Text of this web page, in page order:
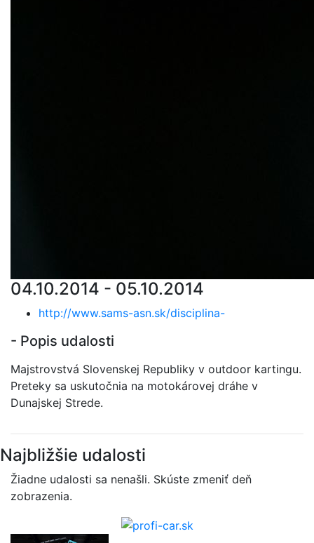
04.10.2014 - 05.10.2014
http://www.sams-asn.sk/disciplina-
- Popis udalosti
Majstrovstvá Slovenskej Republiky v outdoor kartingu.
Preteky sa uskutočnia na motokárovej dráhe v
Dunajskej Strede.
Najbližšie udalosti
Žiadne udalosti sa nenašli. Skúste zmeniť deň
zobrazenia.